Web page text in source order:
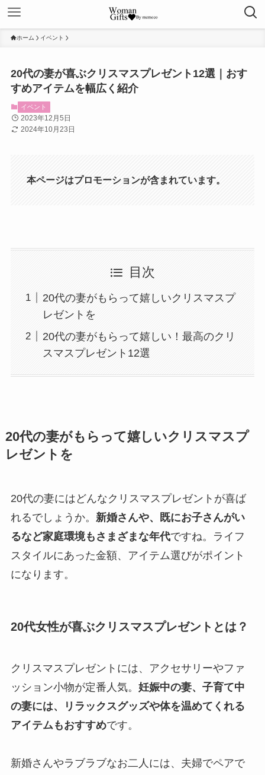
ホーム イベント
20代の妻が喜ぶクリスマスプレゼント12選｜おす
すめアイテムを幅広く紹介
イベント
2023年12月5日
2024年10月23日
本ページはプロモーションが含まれています。
目次
20代の妻がもらって嬉しいクリスマスプ
レゼントを
20代の妻がもらって嬉しい！最高のクリ
スマスプレゼント12選
20代の妻がもらって嬉しいクリスマスプ
レゼントを
20代の妻にはどんなクリスマスプレゼントが喜ば
れるでしょうか。 新婚さんや、既にお子さんがい
るなど家庭環境もさまざまな年代ですね。ライフ
スタイルにあった金額、アイテム選びがポイント
になります。
20代女性が喜ぶクリスマスプレゼントとは？
クリスマスプレゼントには、アクセサリーやファ
ッション小物が定番人気。 妊娠中の妻、子育て中
の妻には、リラックスグッズや体を温めてくれる
アイテムもおすすめです。
新婚さんやラブラブなお二人には、夫婦でペアで